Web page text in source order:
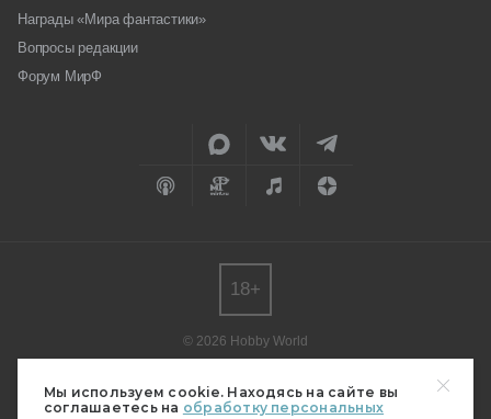
Мы используем cookie. Находясь на сайте вы
соглашаетесь на обработку персональных
Награды «Мира фантастики»
Вопросы редакции
Форум МирФ
© 2026 Hobby World
редакции.
Мнение авторов может не совпадать с мнением редакции.
18+